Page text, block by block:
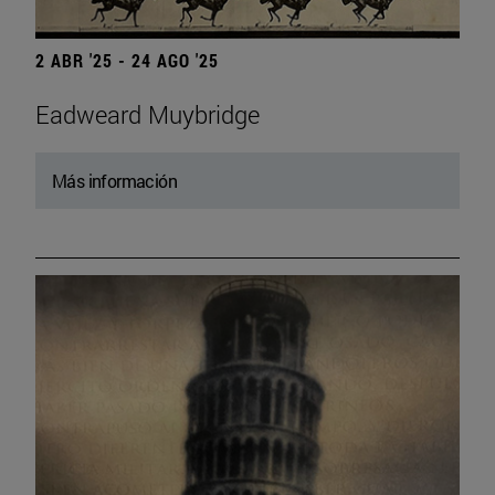
2 ABR '25 - 24 AGO '25
Eadweard Muybridge
Más información